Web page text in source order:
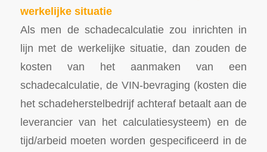
werkelijke situatie
Als men de schadecalculatie zou inrichten in
lijn met de werkelijke situatie, dan zouden de
kosten van het aanmaken van een
schadecalculatie, de VIN-bevraging (kosten die
het schadeherstelbedrijf achteraf betaalt aan de
leverancier van het calculatiesysteem) en de
tijd/arbeid moeten worden gespecificeerd in de